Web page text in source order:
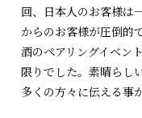
回、日本人のお客様は
からのお客様が圧倒的
酒のペアリングイベン
限りでした。素晴らし
多くの方々に伝える事